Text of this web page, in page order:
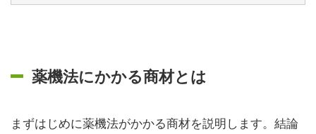
薬機法にかかる商材とは
まずはじめに薬機法がかかる商材を説明します。結論